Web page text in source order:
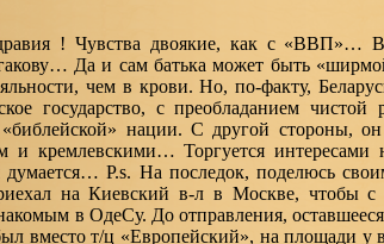
! Чувства двоякие, как с «ВВП»…
Да и сам батька может быть
чем в крови. Но, по-факту,
государство, с преобладанием
нации. С другой стороны,
и кремлевскими… Торгуется интересами
P.s. На последок, поделюсь
на Киевский в-л в Москве, чтобы с
в ОдеСу. До отправления,
вместо т/ц «Европейский», на площади у